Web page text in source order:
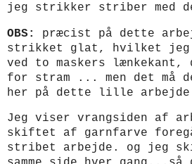
jeg strikker striber med
OBS: præcist på dette
strikket glat, hvilket jeg
ved to maskers lænkekant,
for stram ... men det må
her på dette lille
Jeg viser vrangsiden af
skiftet af garnfarve
stribet arbejde. og jeg